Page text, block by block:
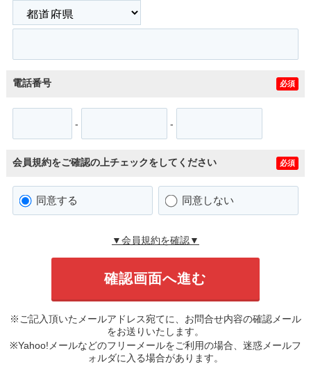
電話番号 必須
- -
会員規約をご確認の上チェックをしてください 必須
同意する 同意しない
▼会員規約を確認▼
※ご記入頂いたメールアドレス宛てに、お問合せ内容の確認メール
をお送りいたします。
※Yahoo!メールなどのフリーメールをご利用の場合、迷惑メールフ
ォルダに入る場合があります。